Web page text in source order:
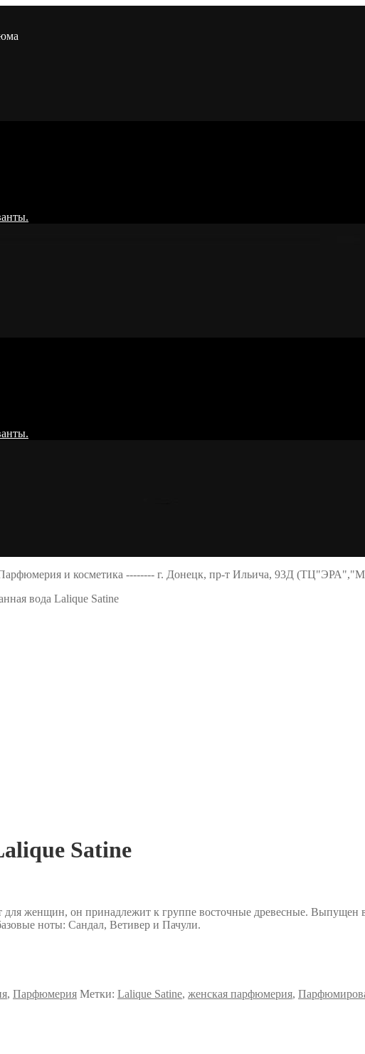
и косметика -------- г. Донецк, пр-т Ильича, 93Д
вода Lalique Satine
Satine
для женщин, он принадлежит к группе восточные древесные. Выпущен
ноты: Сандал, Ветивер и Пачули.
, Парфюмерия Метки: Lalique Satine, женская парфюмерия,